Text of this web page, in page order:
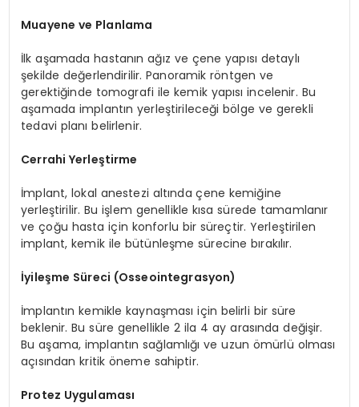
Muayene ve Planlama
İlk aşamada hastanın ağız ve çene yapısı detaylı
şekilde değerlendirilir. Panoramik röntgen ve
gerektiğinde tomografi ile kemik yapısı incelenir. Bu
aşamada implantın yerleştirileceği bölge ve gerekli
tedavi planı belirlenir.
Cerrahi Yerleştirme
İmplant, lokal anestezi altında çene kemiğine
yerleştirilir. Bu işlem genellikle kısa sürede tamamlanır
ve çoğu hasta için konforlu bir süreçtir. Yerleştirilen
implant, kemik ile bütünleşme sürecine bırakılır.
İyileşme Süreci (Osseointegrasyon)
İmplantın kemikle kaynaşması için belirli bir süre
beklenir. Bu süre genellikle 2 ila 4 ay arasında değişir.
Bu aşama, implantın sağlamlığı ve uzun ömürlü olması
açısından kritik öneme sahiptir.
Protez Uygulaması